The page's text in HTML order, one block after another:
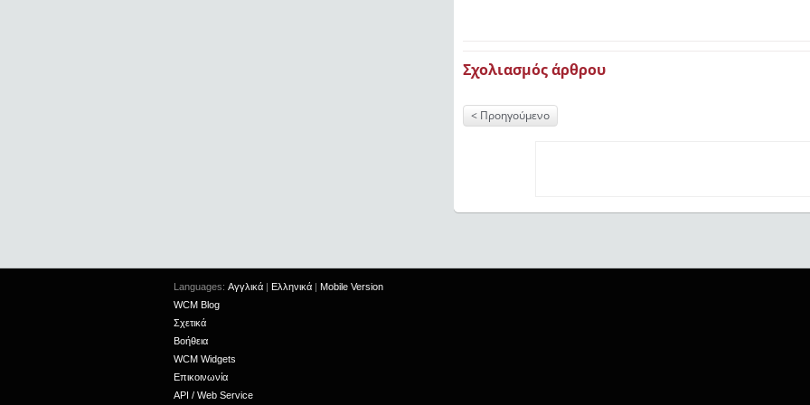
Σχολιασμός άρθρου
Προηγούμενο
Languages: Αγγλικά | Ελληνικά | Mobile Version
WCM Blog
Σχετικά
Βοήθεια
WCM Widgets
Επικοινωνία
API / Web Service